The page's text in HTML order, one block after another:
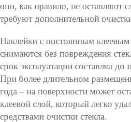
они, как правило, не оставляют
требуют дополнительной
Наклейки с постоянным клеевым
снимаются без повреждения
срок эксплуатации составлял до
При более длительном
года – на поверхности может
клеевой слой, который легко
средствами очистки стекла.